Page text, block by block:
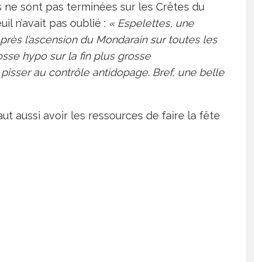
ne sont pas terminées sur les Crêtes du
n’avait pas oublié : « Espelettes, une
l’ascension du Mondarain sur toutes les
hypo sur la fin plus grosse
au contrôle antidopage. Bref, une belle
aussi avoir les ressources de faire la fête